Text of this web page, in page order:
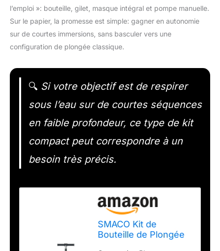
l’emploi »: bouteille, gilet, masque intégral et pompe manuelle.
Sur le papier, la promesse est simple: gagner en autonomie
sur de courtes immersions, sans basculer vers une
configuration de plongée classique.
🔍 Si votre objectif est de respirer
sous l’eau sur de courtes séquences
en faible profondeur, ce type de kit
compact peut correspondre à un
besoin très précis.
SMACO Kit de
Bouteille de Plongée